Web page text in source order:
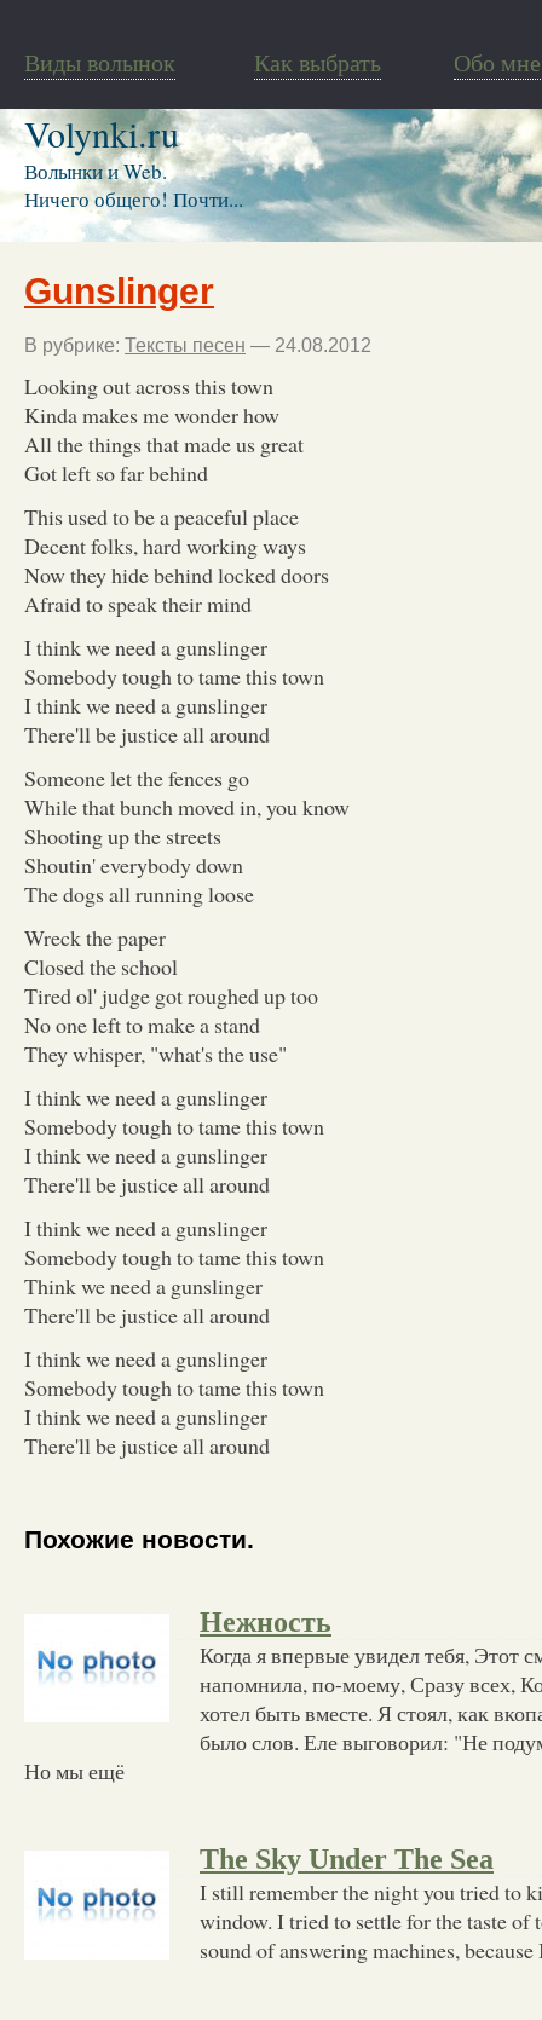
Виды волынок Как выбрать Обо мне
Volynki.ru
Волынки и Web.
Ничего общего! Почти...
Gunslinger
В рубрике: Тексты песен — 24.08.2012
Looking out across this town
Kinda makes me wonder how
All the things that made us great
Got left so far behind
This used to be a peaceful place
Decent folks, hard working ways
Now they hide behind locked doors
Afraid to speak their mind
I think we need a gunslinger
Somebody tough to tame this town
I think we need a gunslinger
There'll be justice all around
Someone let the fences go
While that bunch moved in, you know
Shooting up the streets
Shoutin' everybody down
The dogs all running loose
Wreck the paper
Closed the school
Tired ol' judge got roughed up too
No one left to make a stand
They whisper, "what's the use"
I think we need a gunslinger
Somebody tough to tame this town
I think we need a gunslinger
There'll be justice all around
I think we need a gunslinger
Somebody tough to tame this town
Think we need a gunslinger
There'll be justice all around
I think we need a gunslinger
Somebody tough to tame this town
I think we need a gunslinger
There'll be justice all around
Похожие новости.
Нежность
Когда я впервые увидел тебя, Этот
напомнила, по-моему, Сразу всех,
хотел быть вместе. Я стоял, как
было слов. Еле выговорил: "Не
Но мы ещё
The Sky Under The Sea
I still remember the night you tried to
window. I tried to settle for the taste of
sound of answering machines, because